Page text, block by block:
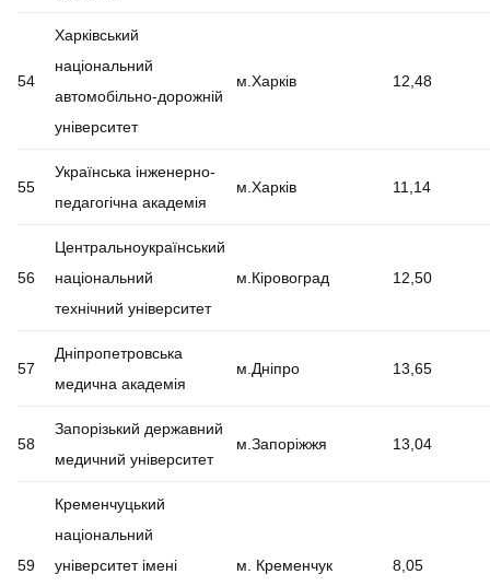
54
Харківський
національний
автомобільно-дорожній
університет
м.Харків 12,48
55
Українська інженерно-
педагогічна академія
м.Харків 11,14
56
Центральноукраїнський
національний
технічний університет
м.Кіровоград 12,50
57
Дніпропетровська
медична академія
м.Дніпро 13,65
58
Запорізький державний
медичний університет
м.Запоріжжя 13,04
59
Кременчуцький
національний
університет імені
м. Кременчук 8,05